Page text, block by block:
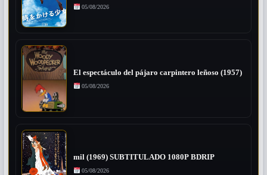
05/08/2026
El espectáculo del pájaro carpintero leñoso (1957)
05/08/2026
mil (1969) SUBTITULADO 1080P BDRIP
05/08/2026